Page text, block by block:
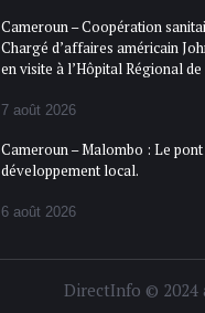
Cameroun – Coopération
Chargé d’affaires américain
en visite à l’Hôpital Régional de
7 août 2026
Cameroun – Malombo : Le
développement local.
6 août 2026
DirectInfo © 2024